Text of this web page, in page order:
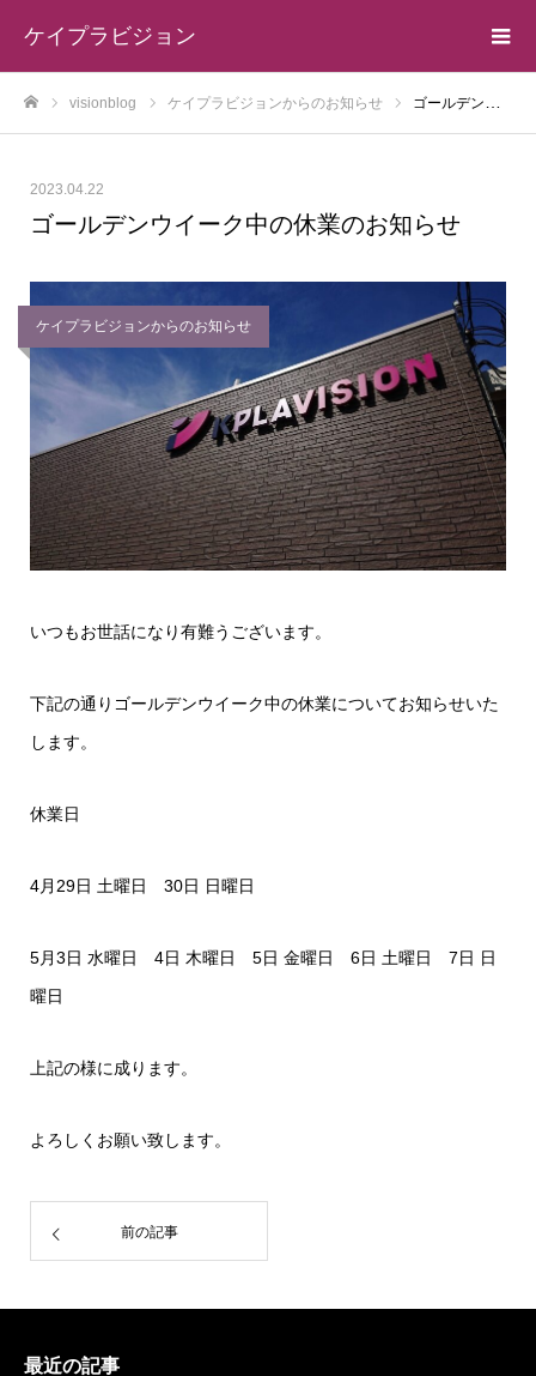
ケイプラビジョン
visionblog ケイプラビジョンからのお知らせ ゴールデンウイーク中の休業のお知らせ
2023.04.22
ゴールデンウイーク中の休業のお知らせ
ケイプラビジョンからのお知らせ
いつもお世話になり有難うございます。
下記の通りゴールデンウイーク中の休業についてお知らせいた
します。
休業日
4月29日 土曜日 30日 日曜日
5月3日 水曜日 4日 木曜日 5日 金曜日 6日 土曜日 7日 日
曜日
上記の様に成ります。
よろしくお願い致します。
前の記事
最近の記事